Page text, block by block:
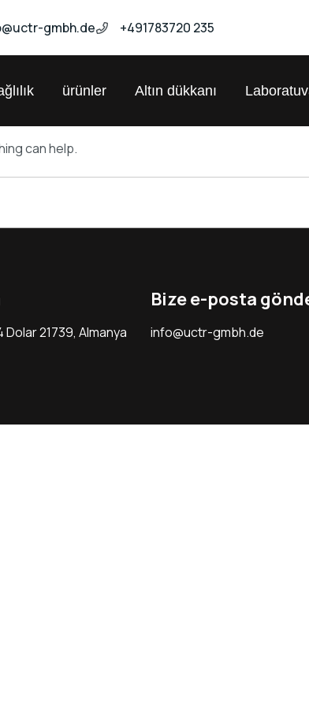
gmbh.de +491783720 235
ürünler Altın dükkanı
can help.
Dolar 21739, Almanya
Bize e-posta
info@uctr-gmbh.de